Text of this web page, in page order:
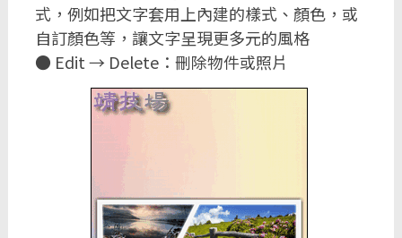
式，例如把文字套用上內建的樣式、顏色，或
自訂顏色等，讓文字呈現更多元的風格
● Edit → Delete：刪除物件或照片